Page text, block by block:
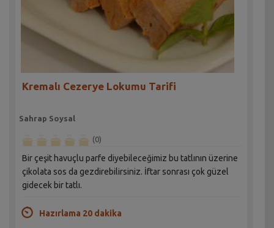
Kremalı Cezerye Lokumu Tarifi
Sahrap Soysal
(0)
Bir çeşit havuçlu parfe diyebileceğimiz bu tatlının üzerine
çikolata sos da gezdirebilirsiniz. İftar sonrası çok güzel
gidecek bir tatlı.
Hazırlama 20 dakika